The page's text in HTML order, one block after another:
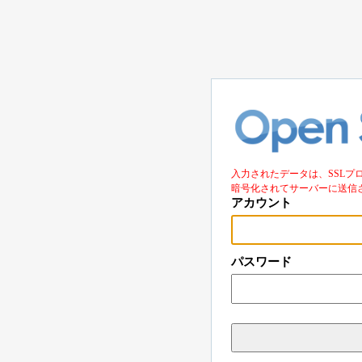
入力されたデータは、SSLプ
暗号化されてサーバーに送信
アカウント
パスワード